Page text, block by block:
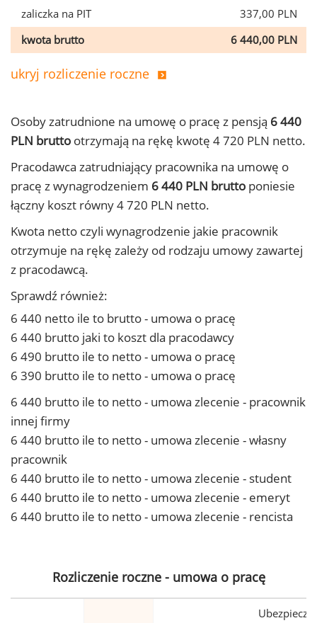
zaliczka na PIT
337,00 PLN
kwota brutto
6 440,00 PLN
ukryj rozliczenie roczne
Osoby zatrudnione na umowę o pracę z pensją 6 440
PLN brutto otrzymają na rękę kwotę 4 720 PLN netto.
Pracodawca zatrudniający pracownika na umowę o
pracę z wynagrodzeniem 6 440 PLN brutto poniesie
łączny koszt równy 4 720 PLN netto.
Kwota netto czyli wynagrodzenie jakie pracownik
otrzymuje na rękę zależy od rodzaju umowy zawartej
z pracodawcą.
Sprawdź również:
6 440 netto ile to brutto - umowa o pracę
6 440 brutto jaki to koszt dla pracodawcy
6 490 brutto ile to netto - umowa o pracę
6 390 brutto ile to netto - umowa o pracę
6 440 brutto ile to netto - umowa zlecenie - pracownik
innej firmy
6 440 brutto ile to netto - umowa zlecenie - własny
pracownik
6 440 brutto ile to netto - umowa zlecenie - student
6 440 brutto ile to netto - umowa zlecenie - emeryt
6 440 brutto ile to netto - umowa zlecenie - rencista
Rozliczenie roczne - umowa o pracę